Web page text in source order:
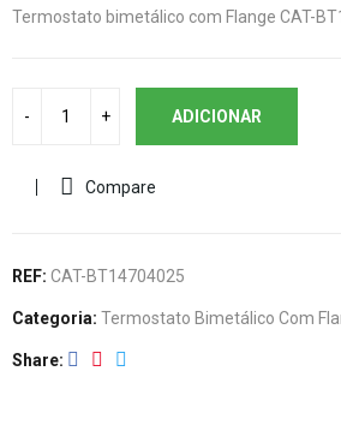
Termostato bimetálico com Flange CAT-
ADICIONAR
Compare
REF: CAT-BT14704025
Categoria: Termostato Bimetálico Com
Share